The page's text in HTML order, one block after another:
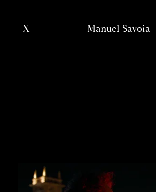
Contacts
X Manuel Savoia